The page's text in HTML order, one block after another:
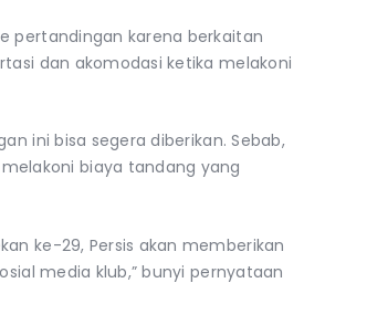
pertandingan karena berkaitan
dan akomodasi ketika melakoni
ini bisa segera diberikan. Sebab,
biaya tandang yang
ke-29, Persis akan memberikan
media klub,” bunyi pernyataan